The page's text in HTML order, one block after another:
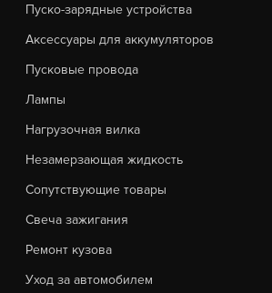
Пуско-зарядные устройства
Аксессуары для аккумуляторов
Пусковые провода
Лампы
Нагрузочная вилка
Незамерзающая жидкость
Сопутствующие товары
Свеча зажигания
Ремонт кузова
Уход за автомобилем